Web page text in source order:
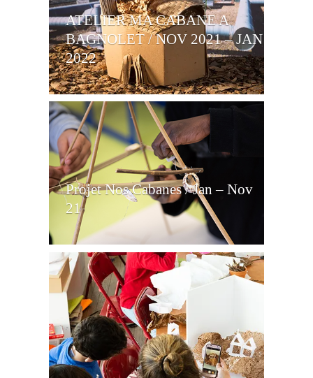
ATELIER MA CABANE A
BAGNOLET / NOV 2021 – JAN
2022
Projet Nos Cabanes / Jan – Nov
21